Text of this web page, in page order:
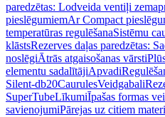
paredzētas: Lodveida ventiļi
pieslēgumiemAr Compact
temperatūras regulēšanaSistēmu
klāstsRezerves daļas paredzētas:
noslēgiĀtrās atgaisošanas vārsti
elementu sadalītājiApvadi
Silent-db20CaurulesVeidgabali
SuperTubeLīkumiĪpašas formas
savienojumiPārejas uz citiem